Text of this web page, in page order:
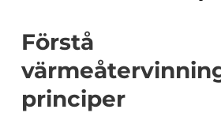
Förstå
principer